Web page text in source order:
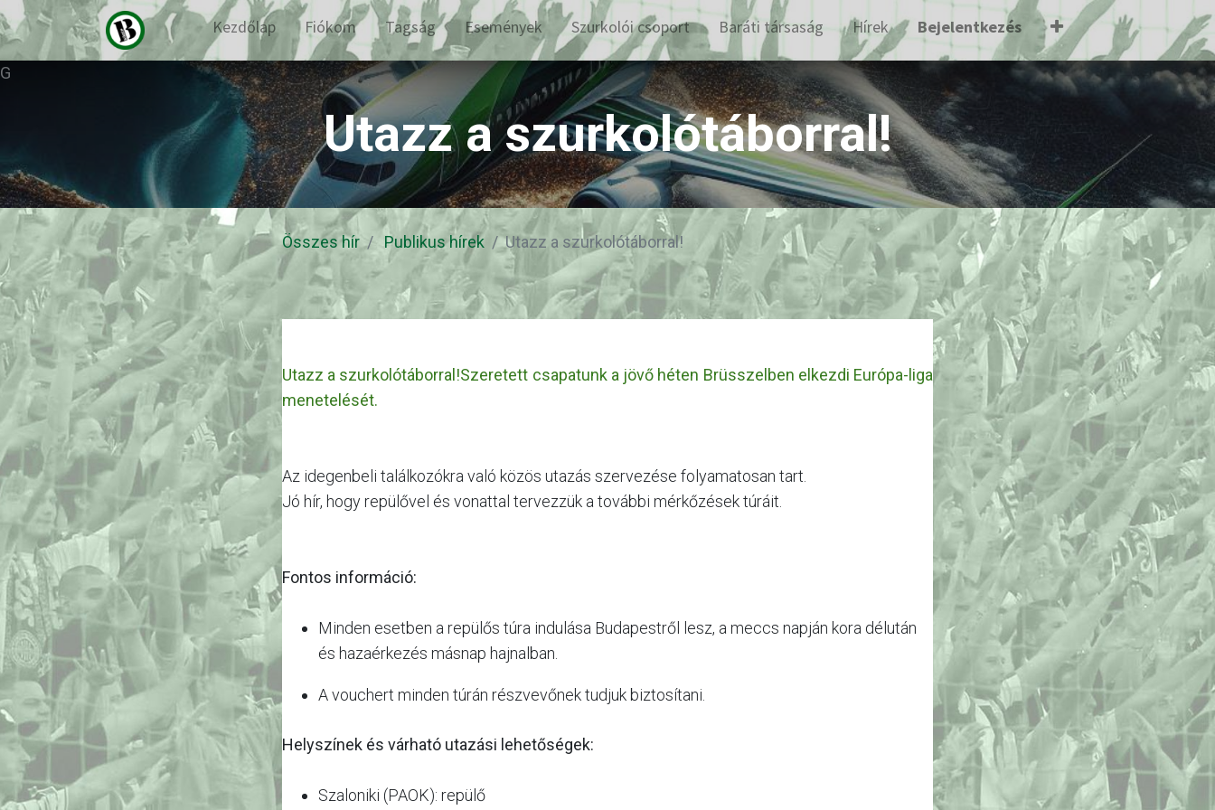
Kezdőlap Fiókom Tagság Események Szurkolói csoport Baráti társaság Hírek Bejelentkezés
G
Utazz a szurkolótáborral!
Összes hír Publikus hírek Utazz a szurkolótáborral!
Utazz a szurkolótáborral!Szeretett csapatunk a jövő héten Brüsszelben elkezdi Európa-liga
menetelését.
Az idegenbeli találkozókra való közös utazás szervezése folyamatosan tart.
Jó hír, hogy repülővel és vonattal tervezzük a további mérkőzések túráit.
Fontos információ:
Minden esetben a repülős túra indulása Budapestről lesz, a meccs napján kora délután
és hazaérkezés másnap hajnalban.
A vouchert minden túrán részvevőnek tudjuk biztosítani.
Helyszínek és várható utazási lehetőségek:
Szaloniki (PAOK): repülő